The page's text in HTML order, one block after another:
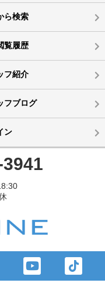
ら検索
覧履歴
フ紹介
フブログ
ン